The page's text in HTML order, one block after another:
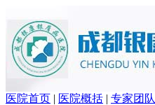
医院首页 | 医院概括 | 专家团队